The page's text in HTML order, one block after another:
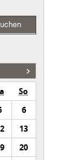
So
6
13
20